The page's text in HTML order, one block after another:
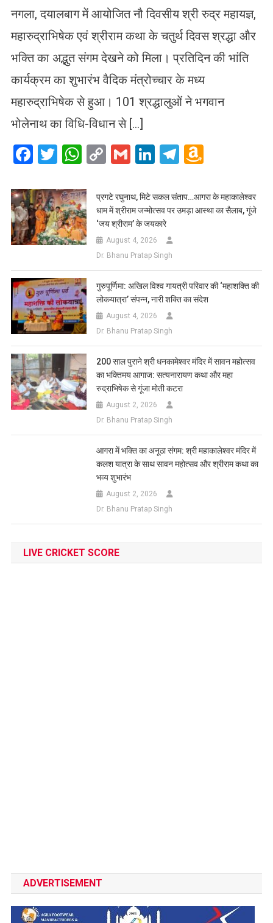
नगला, दयालबाग में आयोजित नौ दिवसीय श्री रुद्र महायज्ञ,
महारुद्राभिषेक एवं श्रीराम कथा के चतुर्थ दिवस श्रद्धा और
भक्ति का अद्भुत संगम देखने को मिला। प्रतिदिन की भांति
कार्यक्रम का शुभारंभ वैदिक मंत्रोच्चार के मध्य
महारुद्राभिषेक से हुआ। 101 श्रद्धालुओं ने भगवान
भोलेनाथ का विधि-विधान से […]
Facebook
Twitter
WhatsApp
CopyGmailLinkedIn
Telegram
List
प्रगटे रघुनाथ, मिटे सकल संताप…आगरा के महाकालेश्वर
धाम में श्रीराम जन्मोत्सव पर उमड़ा आस्था का सैलाब, गूंजे
‘जय श्रीराम’ के जयकारे
August 4, 2026
Dr. Bhanu Pratap Singh
गुरुपूर्णिमा: अखिल विश्व गायत्री परिवार की ‘महाशक्ति की
लोकयात्रा’ संपन्न, नारी शक्ति का संदेश
August 4, 2026
Dr. Bhanu Pratap Singh
200 साल पुराने श्री धनकामेश्वर मंदिर में सावन महोत्सव
का भक्तिमय आगाज: सत्यनारायण कथा और महा
रुद्राभिषेक से गूंजा मोती कटरा
August 2, 2026
Dr. Bhanu Pratap Singh
आगरा में भक्ति का अनूठा संगम: श्री महाकालेश्वर मंदिर में
कलश यात्रा के साथ सावन महोत्सव और श्रीराम कथा का
भव्य शुभारंभ
August 2, 2026
Dr. Bhanu Pratap Singh
LIVE CRICKET SCORE
ADVERTISEMENT